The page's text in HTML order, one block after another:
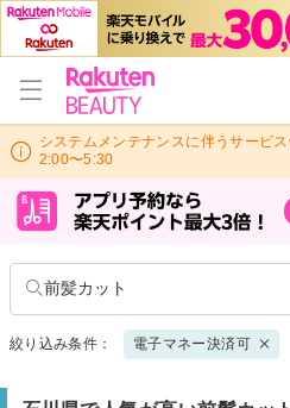
システムメンテナンスに伴うサービ
2:00〜5:30
前髪カット
絞り込み条件： 電子マネー決済可